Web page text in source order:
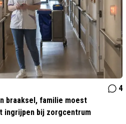
4
braaksel, familie moest
ingrijpen bij zorgcentrum